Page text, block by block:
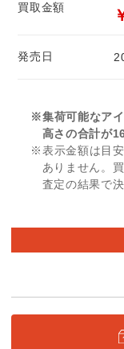
買取金額
発売日
※集荷可能なア
高さの合計が
※表示金額は目
ありません。
査定の結果で